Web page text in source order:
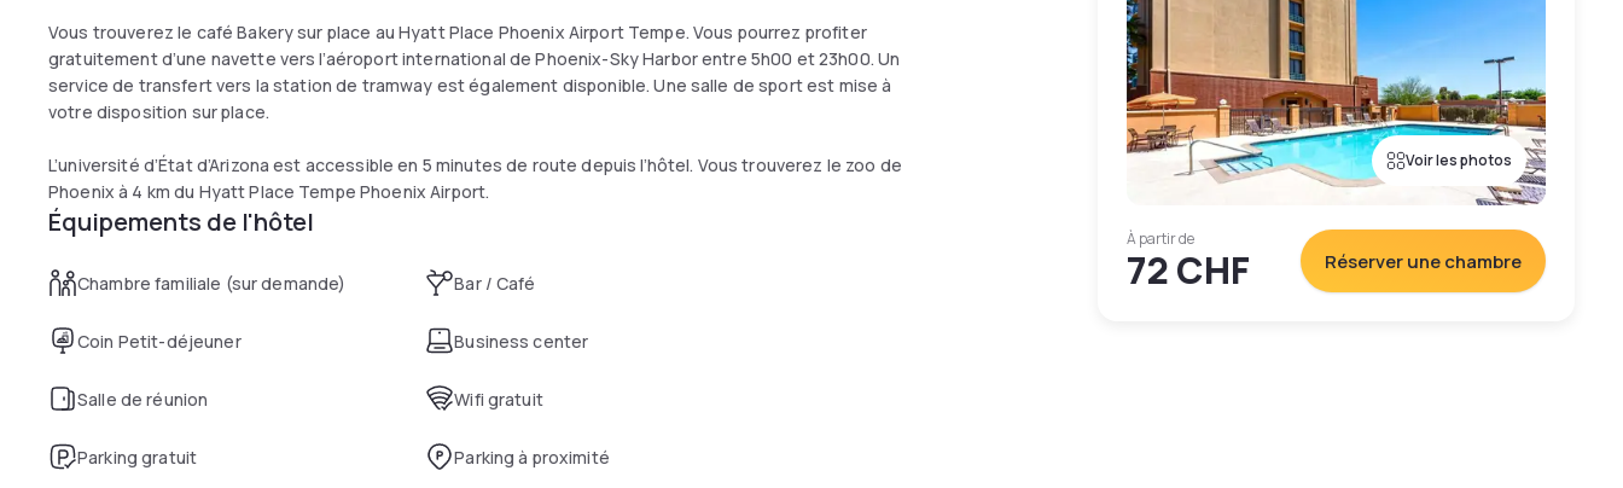
Vous trouverez le café Bakery sur place au Hyatt Place Phoenix Airport Tempe. Vous pourrez profiter
gratuitement d’une navette vers l’aéroport international de Phoenix-Sky Harbor entre 5h00 et 23h00. Un
service de transfert vers la station de tramway est également disponible. Une salle de sport est mise à
votre disposition sur place.
L’université d’État d’Arizona est accessible en 5 minutes de route depuis l’hôtel. Vous trouverez le zoo de
Phoenix à 4 km du Hyatt Place Tempe Phoenix Airport.
Équipements de l'hôtel
Chambre familiale (sur demande) Bar / Café
Coin Petit-déjeuner Business center
Salle de réunion Wifi gratuit
Parking gratuit Parking à proximité
Voir les photos
À partir de
72 CHF Réserver une chambre